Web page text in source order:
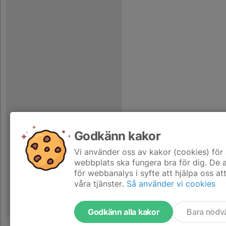
Godkänn kakor
Vi använder oss av kakor (cookies)
webbplats ska fungera bra för dig. De
för webbanalys i syfte att hjälpa oss
våra tjänster. Så använder vi cookies
Godkänn alla kakor Bara